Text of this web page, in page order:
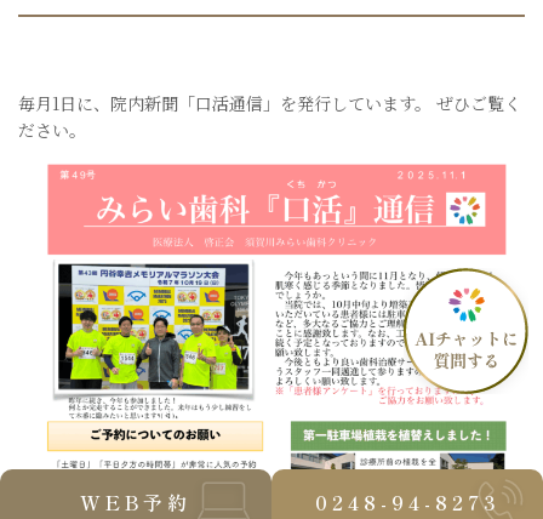
WEB予約 0248-94-8273
毎月1日に、院内新聞「口活通信」を発行しています。 ぜひご覧く
ださい。